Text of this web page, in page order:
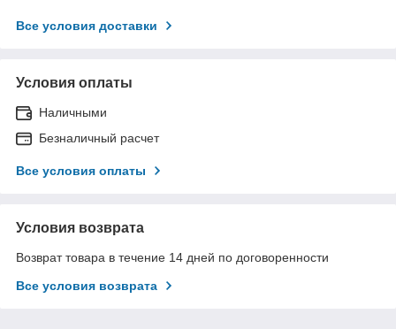
Все условия доставки
Условия оплаты
Наличными
Безналичный расчет
Все условия оплаты
Условия возврата
Возврат товара в течение 14 дней по договоренности
Все условия возврата